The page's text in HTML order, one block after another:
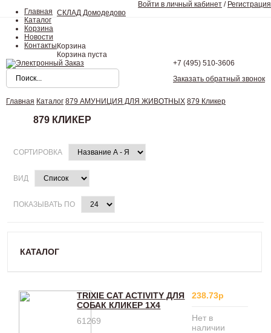
Главная
Каталог
Корзина
Новости
Контакты
Войти в личный кабинет / Регистрация
СКЛАД Домодедово
Корзина
Корзина пуста
+7 (495) 510-3606
Заказать обратный звонок
Главная Каталог 879 АМУНИЦИЯ ДЛЯ ЖИВОТНЫХ 879 Кликер
879 КЛИКЕР
СОРТИРОВКА
ВИД
ПОКАЗЫВАТЬ ПО
КАТАЛОГ
TRIXIE CAT ACTIVITY ДЛЯ
СОБАК КЛИКЕР 1Х4
61269
238.73р
Нет в
наличии